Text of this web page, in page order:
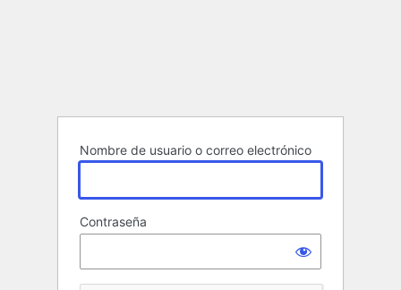
Nombre de usuario o correo electrónico
Contraseña